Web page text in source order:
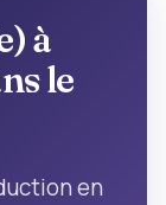
à
le
en